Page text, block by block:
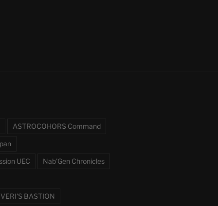
ASTROCOHORS Command
UEC Nab'Gen Chronicles
VERI'S BASTION